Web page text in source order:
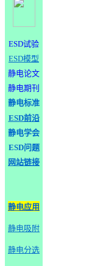
ESD试验
ESD模型
静电论文
静电期刊
静电标准
ESD前沿
静电学会
ESD问题
网站链接
静电应用
静电吸附
静电分选